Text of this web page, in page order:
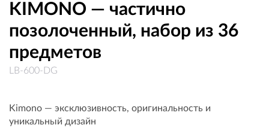
KIMONO — частично
позолоченный, набор из 36
предметов
LB-600-DG
Kimono — эксклюзивность, оригинальность и
уникальный дизайн